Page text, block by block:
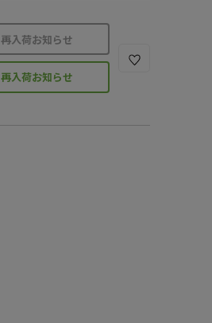
再入荷お知らせ
再入荷お知らせ